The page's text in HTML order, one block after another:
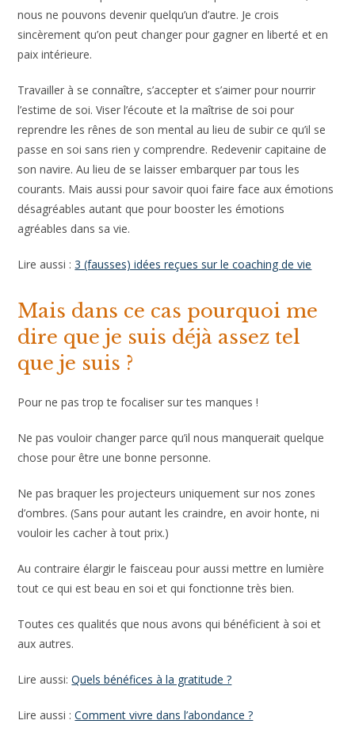
Certains diront que nous sommes ce que nous sommes,
nous ne pouvons devenir quelqu’un d’autre. Je crois
sincèrement qu’on peut changer pour gagner en liberté et
Travailler à se connaître, s’accepter et s’aimer pour nourrir
l’estime de soi. Viser l’écoute et la maîtrise de soi pour
reprendre les rênes de son mental au lieu de subir ce qu’il se
passe en soi sans rien y comprendre. Redevenir capitaine
de son navire. Au lieu de se laisser embarquer par tous les
courants. Mais aussi pour savoir quoi faire face aux
émotions désagréables autant que pour booster les
Mais dans ce cas pourquoi me
dire que je suis déjà assez tel
Ne pas vouloir changer parce qu’il nous manquerait quelque
Ne pas braquer les projecteurs uniquement sur nos zones
d’ombres. (Sans pour autant les craindre, en avoir honte, ni
Au contraire élargir le faisceau pour aussi mettre en lumière
Toutes ces qualités que nous avons qui bénéficient à soi et